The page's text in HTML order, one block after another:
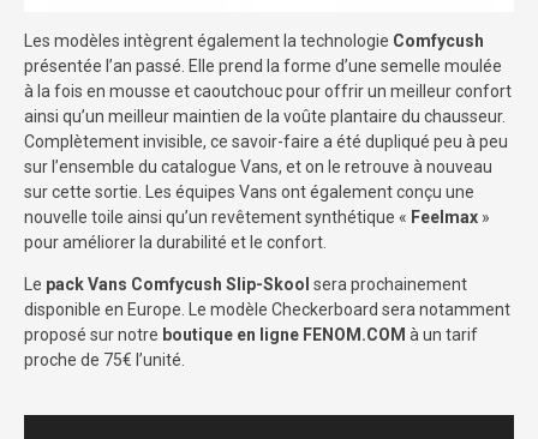
Les modèles intègrent également la technologie Comfycush
présentée l’an passé. Elle prend la forme d’une semelle moulée
à la fois en mousse et caoutchouc pour offrir un meilleur confort
ainsi qu’un meilleur maintien de la voûte plantaire du chausseur.
Complètement invisible, ce savoir-faire a été dupliqué peu à peu
sur l’ensemble du catalogue Vans, et on le retrouve à nouveau
sur cette sortie. Les équipes Vans ont également conçu une
nouvelle toile ainsi qu’un revêtement synthétique « Feelmax »
pour améliorer la durabilité et le confort.
Le pack Vans Comfycush Slip-Skool sera prochainement
disponible en Europe. Le modèle Checkerboard sera notamment
proposé sur notre boutique en ligne FENOM.COM à un tarif
proche de 75€ l’unité.